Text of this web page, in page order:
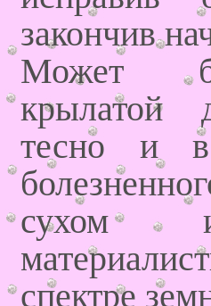
закончив
Может
крылатой
тесно и в
сухом
спектре